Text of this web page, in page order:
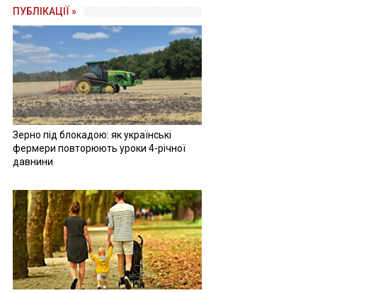
ПУБЛІКАЦІЇ »
Зерно під блокадою: як українські
фермери повторюють уроки 4-річної
давнини